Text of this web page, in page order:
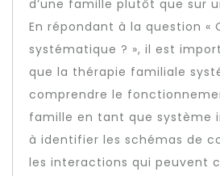
d’une famille plutôt que sur
En répondant à la question «
systématique ? », il est
que la thérapie familiale
comprendre le
famille en tant que système
à identifier les schémas de
les interactions qui peuvent